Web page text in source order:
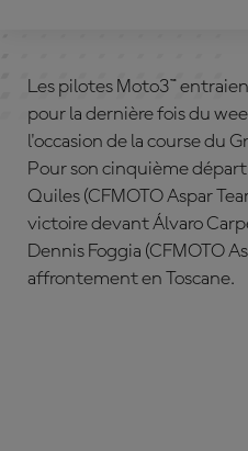
Les pilotes Moto3™
pour la dernière fois du
l'occasion de la course du
Pour son cinquième
Quiles (CFMOTO Aspar
victoire devantÁlvaro
Dennis Foggia (CFMOTO
affrontement en Toscane.